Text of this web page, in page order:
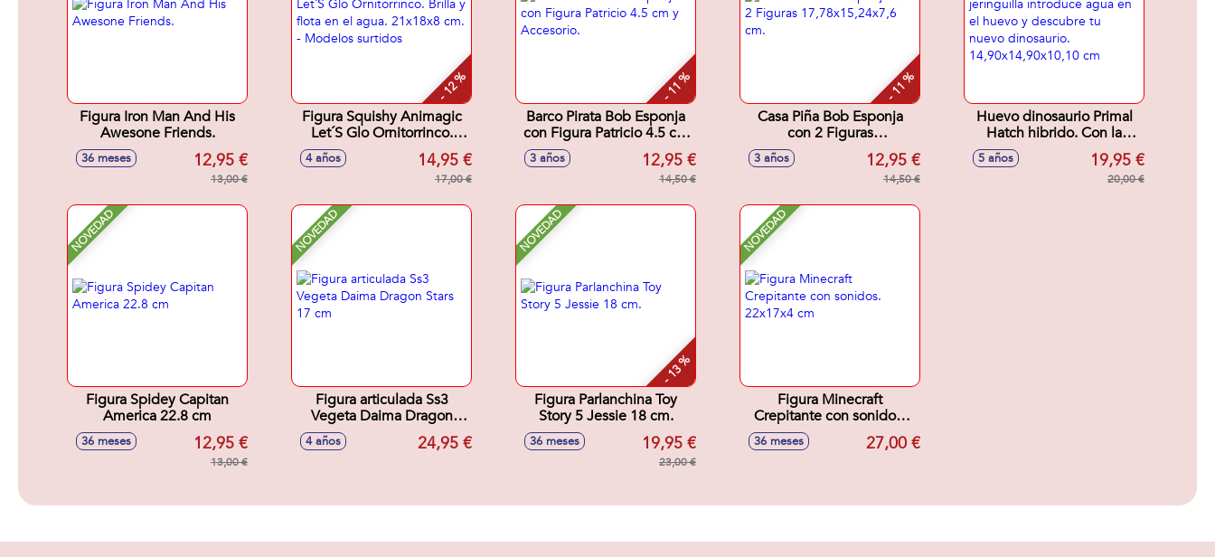
Figura Iron Man And His
Awesone Friends.
36 meses 12,95 €
13,00 €
- 12 %
Figura Squishy Animagic
Let´S Glo Ornitorrinco.
Brilla y flota en el agua.
21x18x8 cm. - Modelos
4 años 14,95 €
17,00 €
- 11 %
Barco Pirata Bob Esponja
con Figura Patricio 4.5 cm
y Accesorio.
3 años 12,95 €
14,50 €
- 11 %
Casa Piña Bob Esponja
con 2 Figuras
17,78x15,24x7,6 cm.
3 años 12,95 €
14,50 €
Huevo dinosaurio Primal
Hatch hibrido. Con la
jeringuilla introduce agua
en el huevo y descubre tu
nuevo dinosaurio.
5 años 19,95 €
20,00 €
NOVEDAD
Figura Spidey Capitan
America 22.8 cm
36 meses 12,95 €
13,00 €
NOVEDAD
Figura articulada Ss3
Vegeta Daima Dragon
Stars 17 cm
4 años 24,95 €
NOVEDAD
- 13 %
Figura Parlanchina Toy
Story 5 Jessie 18 cm.
36 meses 19,95 €
23,00 €
NOVEDAD
Figura Minecraft
Crepitante con sonidos.
22x17x4 cm
36 meses 27,00 €